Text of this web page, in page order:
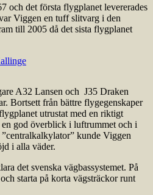
och det första flygplanet levererades
Viggen en tuff slitvarg i den
till 2005 då det sista flygplanet
A32 Lansen och J35 Draken
Bortsett från bättre flygegenskaper
utrustat med en riktigt
god överblick i luftrummet och i
kunde Viggen
i alla väder.
det svenska vägbassystemet. På
starta på korta vägsträckor runt